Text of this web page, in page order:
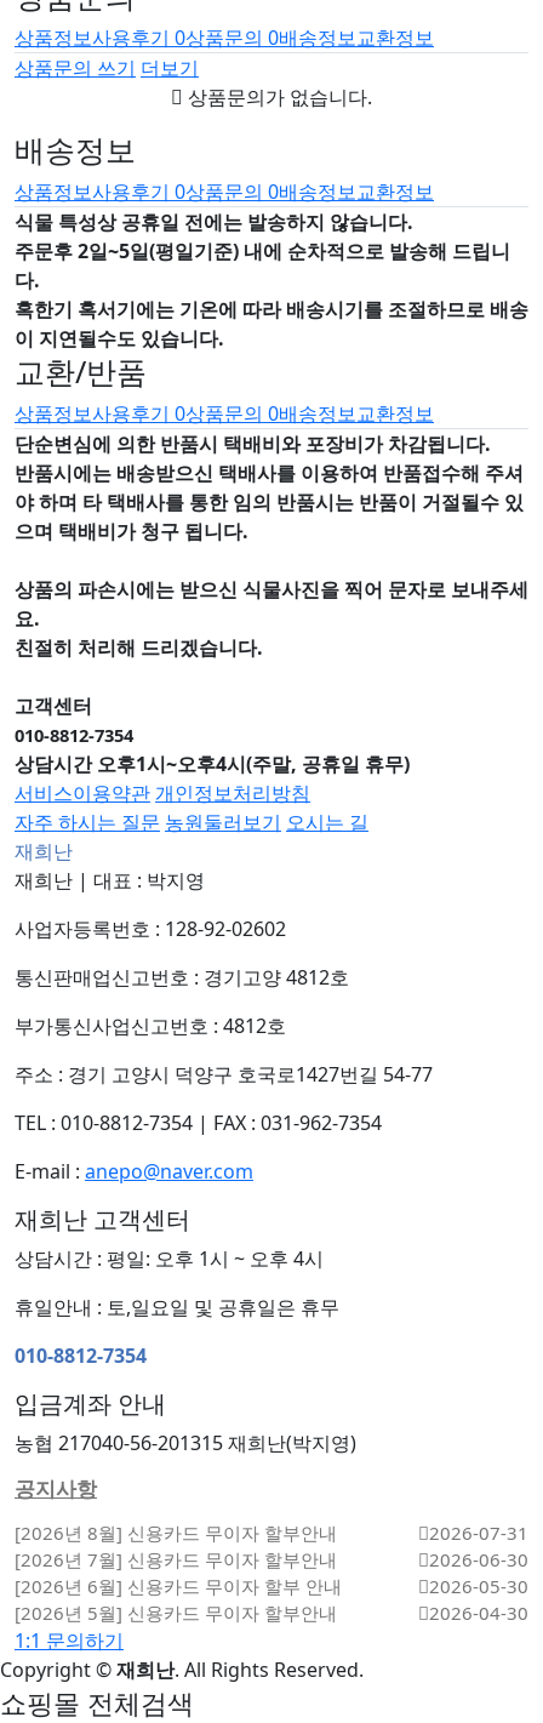
상품정보사용후기 0상품문의 0배송정보교환정보
상품문의 쓰기 더보기
상품문의가 없습니다.
배송정보
상품정보사용후기 0상품문의 0배송정보교환정보
식물 특성상 공휴일 전에는 발송하지 않습니다.
주문후 2일~5일(평일기준) 내에 순차적으로 발송해 드립니
다.
혹한기 혹서기에는 기온에 따라 배송시기를 조절하므로 배송
이 지연될수도 있습니다.
교환/반품
상품정보사용후기 0상품문의 0배송정보교환정보
단순변심에 의한 반품시 택배비와 포장비가 차감됩니다.
반품시에는 배송받으신 택배사를 이용하여 반품접수해 주셔
야 하며 타 택배사를 통한 임의 반품시는 반품이 거절될수 있
으며 택배비가 청구 됩니다.
상품의 파손시에는 받으신 식물사진을 찍어 문자로 보내주세
요.
친절히 처리해 드리겠습니다.
고객센터
010-8812-7354
상담시간 오후1시~오후4시(주말, 공휴일 휴무)
서비스이용약관 개인정보처리방침
자주 하시는 질문 농원둘러보기 오시는 길
재희난
재희난 | 대표 : 박지영
사업자등록번호 : 128-92-02602
통신판매업신고번호 : 경기고양 4812호
부가통신사업신고번호 : 4812호
주소 : 경기 고양시 덕양구 호국로1427번길 54-77
TEL : 010-8812-7354 | FAX : 031-962-7354
E-mail : anepo@naver.com
재희난 고객센터
상담시간 : 평일: 오후 1시 ~ 오후 4시
휴일안내 : 토,일요일 및 공휴일은 휴무
010-8812-7354
입금계좌 안내
농협 217040-56-201315 재희난(박지영)
공지사항
[2026년 8월] 신용카드 무이자 할부안내
2026-07-31
[2026년 7월] 신용카드 무이자 할부안내
2026-06-30
[2026년 6월] 신용카드 무이자 할부 안내
2026-05-30
[2026년 5월] 신용카드 무이자 할부안내
2026-04-30
1:1 문의하기
Copyright©재희난. All Rights Reserved.
쇼핑몰 전체검색